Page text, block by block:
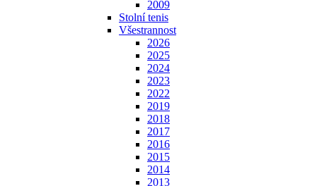
2009
Stolní tenis
Všestrannost
2026
2025
2024
2023
2022
2019
2018
2017
2016
2015
2014
2013